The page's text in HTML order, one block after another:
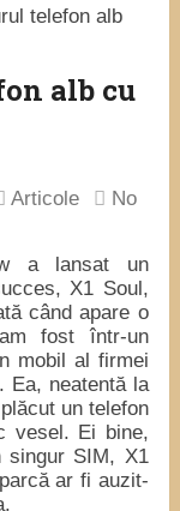
telefon alb
alb cu
Articole
No
a lansat un
X1 Soul,
când apare o
fost într-un
mobil al firmei
Ea, neatentă la
un telefon
vesel. Ei bine,
singur SIM, X1
ar fi auzit-